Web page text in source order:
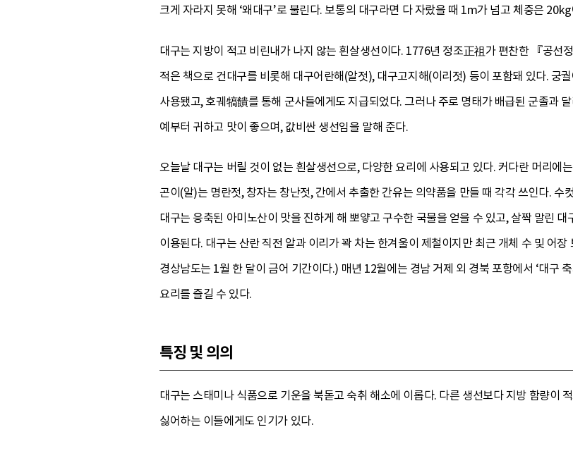
크게 자라지 못해 ‘왜대구’로 불린다. 보통의 대구라면 다 자랐을 때 1m가 넘고 체중은
대구는 지방이 적고 비린내가 나지 않는 흰살생선이다. 1776년 정조正祖가 편찬한 『공
적은 책으로 건대구를 비롯해 대구어란해(알젓), 대구고지해(이리젓) 등이 포함돼 있다. 궁
사용됐고, 호궤犒饋를 통해 군사들에게도 지급되었다. 그러나 주로 명태가 배급된 군졸과
예부터 귀하고 맛이 좋으며, 값비싼 생선임을 말해 준다.
오늘날 대구는 버릴 것이 없는 흰살생선으로, 다양한 요리에 사용되고 있다. 커다란 머리에
곤이(알)는 명란젓, 창자는 창난젓, 간에서 추출한 간유는 의약품을 만들 때 각각 쓰인다.
대구는 응축된 아미노산이 맛을 진하게 해 뽀얗고 구수한 국물을 얻을 수 있고, 살짝 말린
이용된다. 대구는 산란 직전 알과 이리가 꽉 차는 한겨울이 제철이지만 최근 개체 수 및 어
경상남도는 1월 한 달이 금어 기간이다.) 매년 12월에는 경남 거제 외 경북 포항에서 ‘대구
요리를 즐길 수 있다.
특징 및 의의
대구는 스태미나 식품으로 기운을 북돋고 숙취 해소에 이롭다. 다른 생선보다 지방 함량이
싫어하는 이들에게도 인기가 있다.